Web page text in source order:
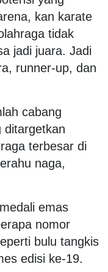
kan karate
tidak
jadi juara. Jadi
runner-up, dan
cabang
ditargetkan
terbesar di
naga,
emas
nomor
bulu tangkis
edisi ke-19.